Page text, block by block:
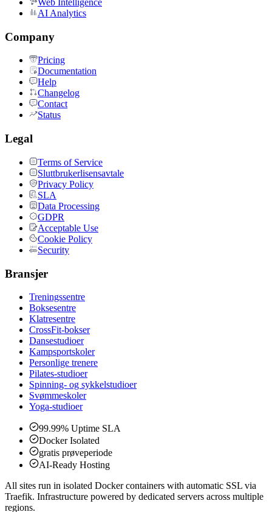
Web Intelligence
AI Analytics
Company
Pricing
Documentation
Help
Changelog
Contact
Status
Legal
Terms of Service
Sluttbrukerlisensavtale
Privacy Policy
SLA
Data Processing
GDPR
Acceptable Use
Cookie Policy
Security
Bransjer
Treningssentre
Boksesentre
Klatresentre
CrossFit-bokser
Dansestudioer
Kampsportskoler
Personlige trenere
Pilates-studioer
Spinning- og sykkelstudioer
Svømmeskoler
Yoga-studioer
99.99% Uptime SLA
Docker Isolated
gratis prøveperiode
AI-Ready Hosting
All sites run in isolated Docker containers with automatic SSL via
Traefik. Infrastructure powered by dedicated servers across multiple
regions.